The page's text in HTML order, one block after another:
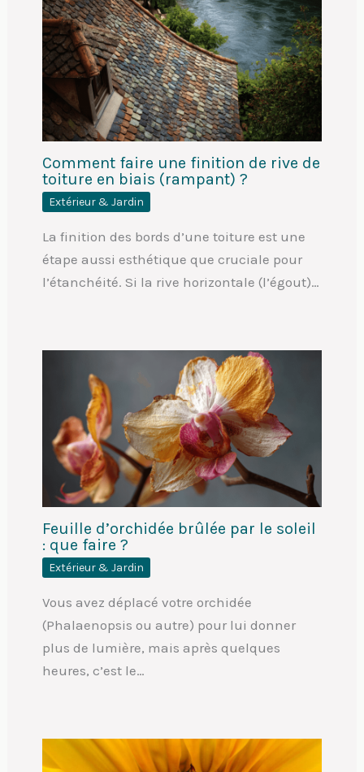
Comment faire une finition de rive de
toiture en biais (rampant) ?
Extérieur & Jardin
La finition des bords d’une toiture est une
étape aussi esthétique que cruciale pour
l’étanchéité. Si la rive horizontale (l’égout)…
Feuille d’orchidée brûlée par le soleil
: que faire ?
Extérieur & Jardin
Vous avez déplacé votre orchidée
(Phalaenopsis ou autre) pour lui donner
plus de lumière, mais après quelques
heures, c’est le…